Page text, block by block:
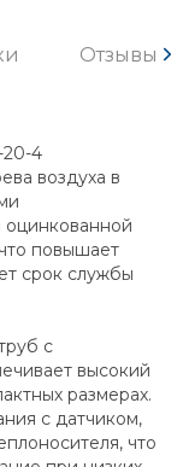
Отзывы
20-4
воздуха в
оцинкованной
повышает
срок службы
с
высокий
размерах.
с датчиком,
что